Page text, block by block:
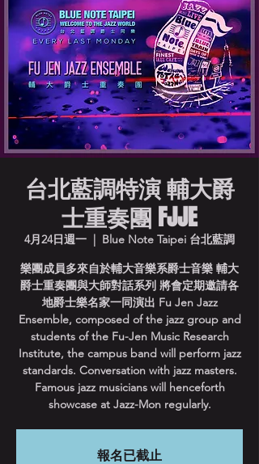
台北藍調特演 輔大爵
士重奏團 FJJE
4月24日週一
  |
Blue Note Taipei 台北藍調
樂團成員多來自於輔大音樂系爵士音樂 輔大
爵士重奏團與大師對話系列 將會定期邀請各
地爵士樂名家一同演出 Fu Jen Jazz
Ensemble, composed of the jazz group and
students of the Fu-Jen Music Research
Institute, the campus band will perform jazz
standards. Conversation with jazz masters.
Famous jazz musicians will henceforth
showcase at Jazz-Mon regularly.
報名已截止